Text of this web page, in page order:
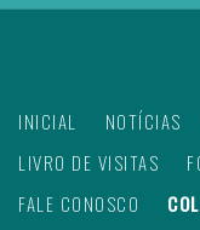
INICIAL NOTÍCIAS
LIVRO DE VISITAS
FALE CONOSCO